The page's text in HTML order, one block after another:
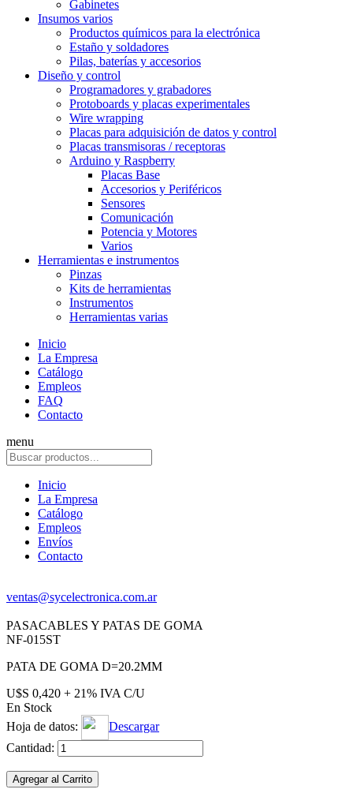
Gabinetes
Insumos varios
Productos químicos para la electrónica
Estaño y soldadores
Pilas, baterías y accesorios
Diseño y control
Programadores y grabadores
Protoboards y placas experimentales
Wire wrapping
Placas para adquisición de datos y control
Placas transmisoras / receptoras
Arduino y Raspberry
Placas Base
Accesorios y Periféricos
Sensores
Comunicación
Potencia y Motores
Varios
Herramientas e instrumentos
Pinzas
Kits de herramientas
Instrumentos
Herramientas varias
Inicio
La Empresa
Catálogo
Empleos
FAQ
Contacto
menu
Inicio
La Empresa
Catálogo
Empleos
Envíos
Contacto
ventas@sycelectronica.com.ar
PASACABLES Y PATAS DE GOMA
NF-015ST
PATA DE GOMA D=20.2MM
U$S 0,420 + 21% IVA C/U
En Stock
Hoja de datos:
Descargar
Cantidad:
Agregar al Carrito